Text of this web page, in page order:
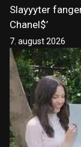
Slayyyter
Chanel$’
7. august 2026